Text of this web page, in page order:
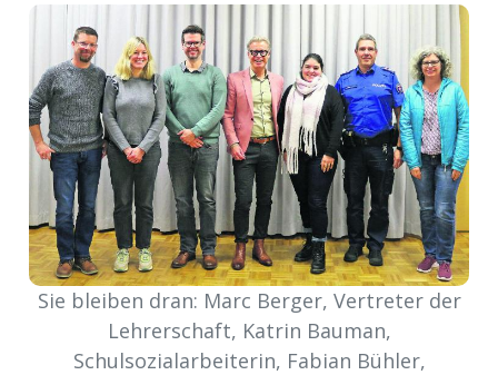
App
Auw
Auw:
offizielle
Sie bleiben dran: Marc Berger, Vertreter der
Lehrerschaft, Katrin Bauman,
Schulsozialarbeiterin, Fabian Bühler,